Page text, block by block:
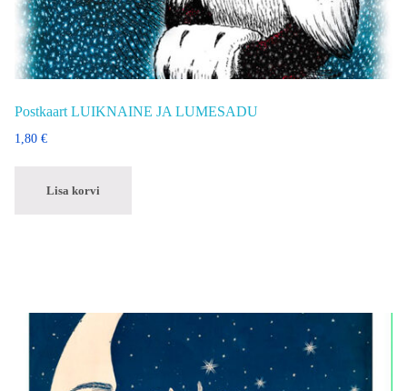
Postkaart LUIKNAINE JA LUMESADU
1,80 €
Lisa korvi